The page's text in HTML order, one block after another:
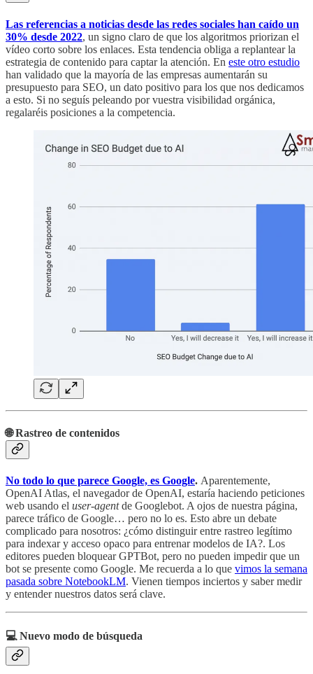
Las referencias a noticias desde las redes sociales han caído un
30% desde 2022, un signo claro de que los algoritmos priorizan el
vídeo corto sobre los enlaces. Esta tendencia obliga a replantear la
estrategia de contenido para captar la atención. En este otro estudio
han validado que la mayoría de las empresas aumentarán su
presupuesto para SEO, un dato positivo para los que nos dedicamos
a esto. Si no seguís peleando por vuestra visibilidad orgánica,
regalaréis posiciones a la competencia.
🌐 Rastreo de contenidos
No todo lo que parece Google, es Google. Aparentemente,
OpenAI Atlas, el navegador de OpenAI, estaría haciendo peticiones
web usando el user-agentde Googlebot. A ojos de nuestra página,
parece tráfico de Google… pero no lo es. Esto abre un debate
complicado para nosotros: ¿cómo distinguir entre rastreo legítimo
para indexar y acceso opaco para entrenar modelos de IA?. Los
editores pueden bloquear GPTBot, pero no pueden impedir que un
bot se presente como Google. Me recuerda a lo que vimos la semana
pasada sobre NotebookLM. Vienen tiempos inciertos y saber medir
y entender nuestros datos será clave.
💻 Nuevo modo de búsqueda